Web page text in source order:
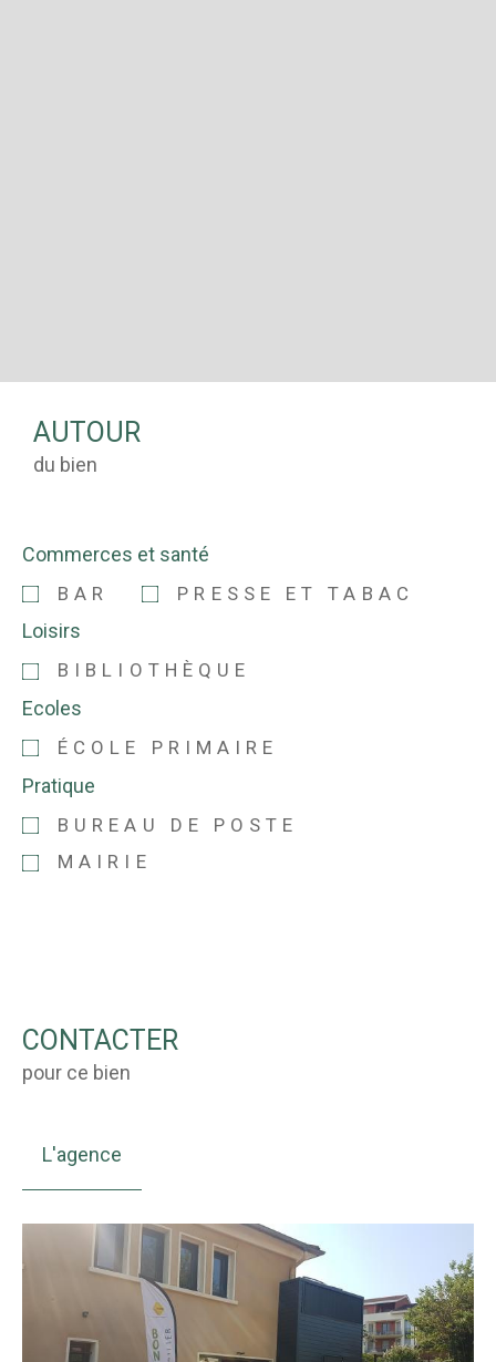
AUTOUR
du bien
Commerces et santé
BAR PRESSE ET TABAC
Loisirs
BIBLIOTHÈQUE
Ecoles
ÉCOLE PRIMAIRE
Pratique
BUREAU DE POSTE
MAIRIE
CONTACTER
pour ce bien
L'agence